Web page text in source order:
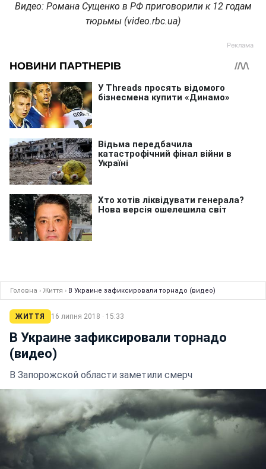
Видео: Романа Сущенко в РФ приговорили к 12 годам
тюрьмы (video.rbc.ua)
Головна › Життя › В Украине зафиксировали торнадо (видео)
ЖИТТЯ 16 липня 2018 · 15:33
В Украине зафиксировали торнадо
(видео)
В Запорожской области заметили смерч